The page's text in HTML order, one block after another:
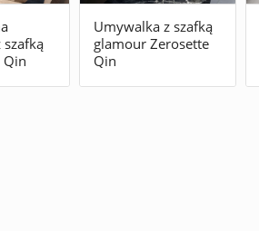
Qin
Umywalka z szafką
glamour Zerosette
Qin